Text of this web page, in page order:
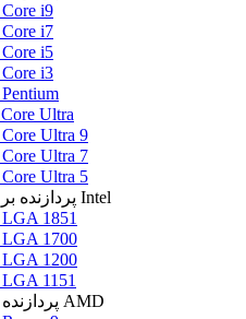
پردازنده Core i9
پردازنده Core i7
پردازنده Core i5
پردازنده Core i3
پردازنده Pentium
پردازنده سری Core Ultra
پردازنده Core Ultra 9
پردازنده Core Ultra 7
پردازنده Core Ultra 5
پردازنده بر اساس سوکت Intel
پردازنده LGA 1851
پردازنده LGA 1700
پردازنده LGA 1200
پردازنده LGA 1151
پردازنده بر اساس مدل AMD